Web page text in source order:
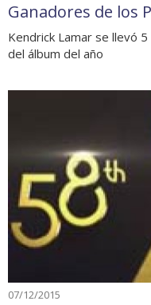
Ganadores de los
Kendrick Lamar se llevó
del álbum del año
07/12/2015